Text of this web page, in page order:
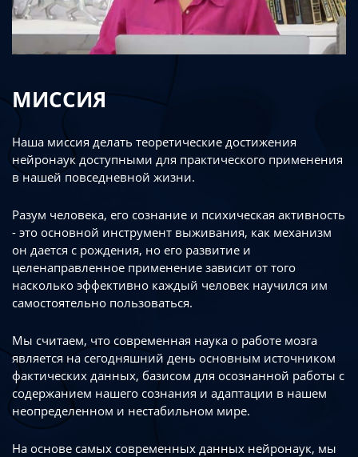
МИССИЯ
Наша миссия делать теоретические достижения
нейронаук доступными для практического применения
в нашей повседневной жизни.
Разум человека, его сознание и психическая активность
- это основной инструмент выживания, как механизм
он дается с рождения, но его развитие и
целенаправленное применение зависит от того
насколько эффективно каждый человек научился им
самостоятельно пользоваться.
Мы считаем, что современная наука о работе мозга
является на сегодняшний день основным источником
фактических данных, базисом для осознанной работы с
содержанием нашего сознания и адаптации в нашем
неопределенном и нестабильном мире.
На основе самых современных данных нейронаук, мы